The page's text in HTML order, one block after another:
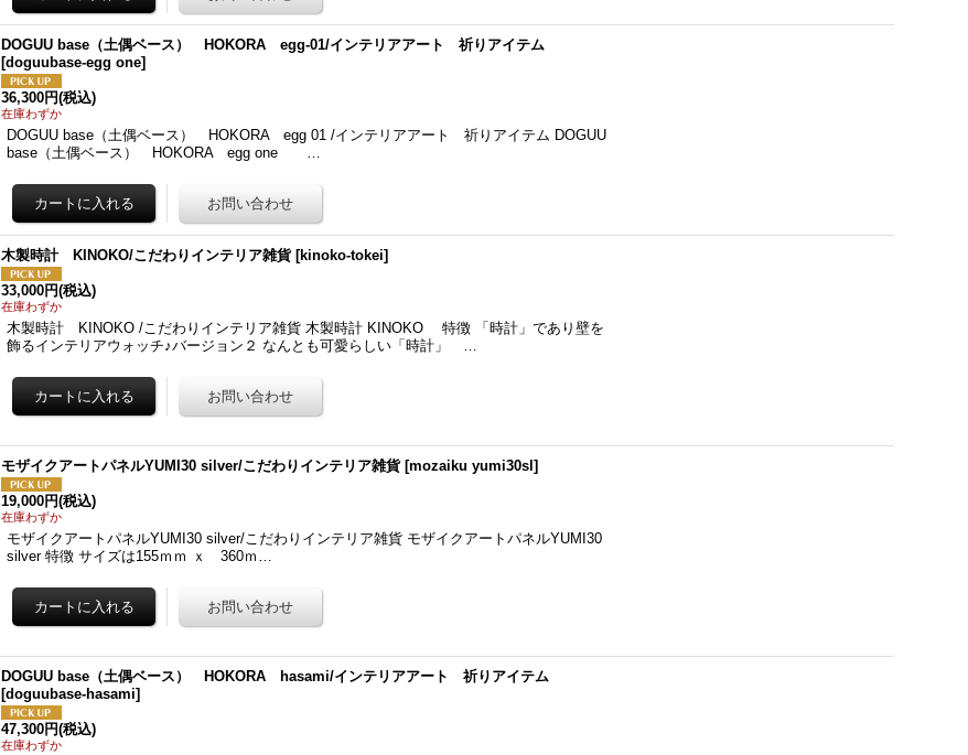
DOGUU base（土偶ベース） HOKORA egg-01/インテリアアート 祈りアイテム
[doguubase-egg one]
36,300円(税込)
在庫わずか
DOGUU base（土偶ベース） HOKORA egg 01 /インテリアアート 祈りアイテム DOGUU
base（土偶ベース） HOKORA egg one …
木製時計 KINOKO/こだわりインテリア雑貨 [kinoko-tokei]
33,000円(税込)
在庫わずか
木製時計 KINOKO /こだわりインテリア雑貨 木製時計 KINOKO 特徴 「時計」であり壁を
飾るインテリアウォッチ♪バージョン２ なんとも可愛らしい「時計」 …
モザイクアートパネルYUMI30 silver/こだわりインテリア雑貨 [mozaiku yumi30sl]
19,000円(税込)
在庫わずか
モザイクアートパネルYUMI30 silver/こだわりインテリア雑貨 モザイクアートパネルYUMI30
silver 特徴 サイズは155ｍｍ ｘ 360ｍ…
DOGUU base（土偶ベース） HOKORA hasami/インテリアアート 祈りアイテム
[doguubase-hasami]
47,300円(税込)
在庫わずか